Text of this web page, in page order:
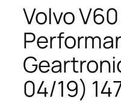
Volvo
04/19)